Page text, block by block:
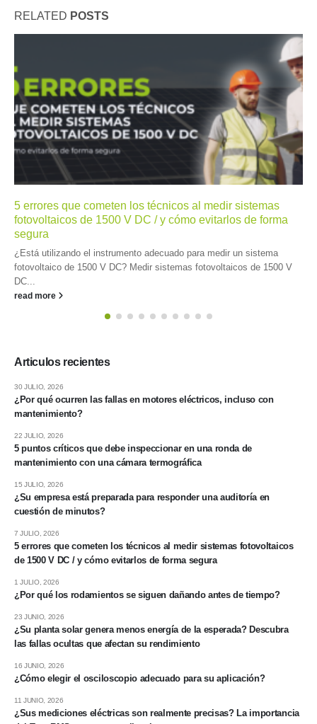
RELATED POSTS
5 errores que cometen los técnicos al medir sistemas
fotovoltaicos de 1500 V DC / y cómo evitarlos de forma
segura
¿Está utilizando el instrumento adecuado para medir un sistema
fotovoltaico de 1500 V DC? Medir sistemas fotovoltaicos de 1500 V
DC...
read more
Articulos recientes
¿Por qué ocurren las fallas en motores eléctricos, incluso con
mantenimiento?
30 JULIO, 2026
5 puntos críticos que debe inspeccionar en una ronda de
mantenimiento con una cámara termográfica
22 JULIO, 2026
¿Su empresa está preparada para responder una auditoría en
cuestión de minutos?
15 JULIO, 2026
5 errores que cometen los técnicos al medir sistemas fotovoltaicos
de 1500 V DC / y cómo evitarlos de forma segura
7 JULIO, 2026
¿Por qué los rodamientos se siguen dañando antes de tiempo?
1 JULIO, 2026
¿Su planta solar genera menos energía de la esperada? Descubra
las fallas ocultas que afectan su rendimiento
23 JUNIO, 2026
¿Cómo elegir el osciloscopio adecuado para su aplicación?
16 JUNIO, 2026
¿Sus mediciones eléctricas son realmente precisas? La importancia
11 JUNIO, 2026